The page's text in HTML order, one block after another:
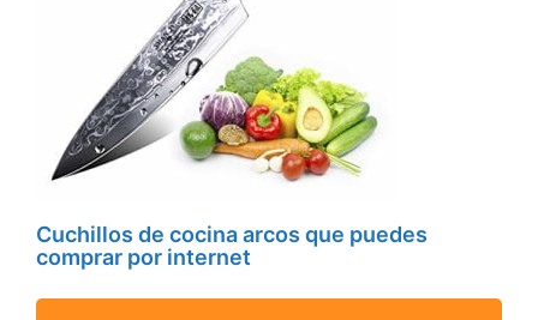
Cuchillos de cocina arcos que puedes
comprar por internet